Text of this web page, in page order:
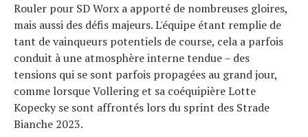
Rouler pour SD Worx a apporté de nombreuses gloires,
mais aussi des défis majeurs. L'équipe étant remplie de
tant de vainqueurs potentiels de course, cela a parfois
conduit à une atmosphère interne tendue – des
tensions qui se sont parfois propagées au grand jour,
comme lorsque Vollering et sa coéquipière Lotte
Kopecky se sont affrontés lors du sprint des Strade
Bianche 2023.